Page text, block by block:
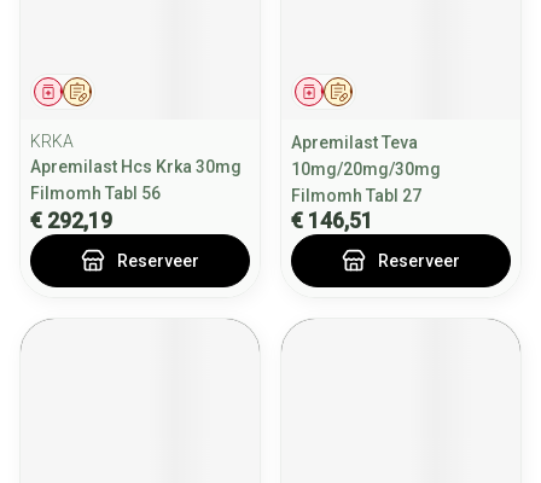
Op voorschrift
Geneesmiddel
KRKA
Apremilast Hcs Krka 30mg
Filmomh Tabl 56
€ 292,19
Reserveer
Op voorschrift
Geneesmiddel
Apremilast Teva
10mg/20mg/30mg
Filmomh Tabl 27
€ 146,51
Reserveer